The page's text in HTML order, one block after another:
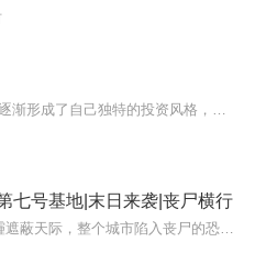
七号基地|末日来袭|丧尸横行